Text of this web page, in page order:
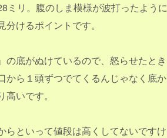
ミリ。腹のしま模様が波打ったよう
分けるポイントです。
の底がぬけているので、怒らせたと
から１頭ずつでてくるんじゃなく底
いです。
らといって値段は高くしてないですけ